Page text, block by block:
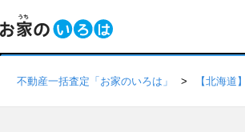
不動産一括査定「お家のいろは」 【北海道】